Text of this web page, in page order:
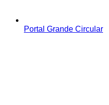
Portal Grande Circular